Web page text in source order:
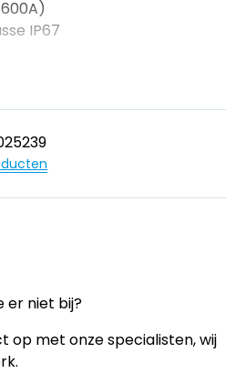
IP67
er niet bij?
op met onze specialisten, wij